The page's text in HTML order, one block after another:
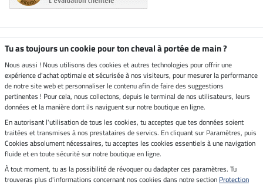
Boutique climatiquement
neutre
Livraison par
Paiement sécurisé
Mentions légales
Tu as toujours un cookie pour ton cheval à portée de main ?
Nous aussi ! Nous utilisons des cookies et autres technologies pour offrir une
expérience d'achat optimale et sécurisée à nos visiteurs, pour mesurer la performance
de notre site web et personnaliser le contenu afin de faire des suggestions
pertinentes ! Pour cela, nous collectons, depuis le terminal de nos utilisateurs, leurs
données et la manière dont ils naviguent sur notre boutique en ligne.
En autorisant l'utilisation de tous les cookies, tu acceptes que tes données soient
traitées et transmises à nos prestataires de servics. En cliquant sur Paramètres, puis
Cookies absolument nécessaires, tu acceptes les cookies essentiels à une navigation
fluide et en toute sécurité sur notre boutique en ligne.
À tout moment, tu as la possibilité de révoquer ou dadapter ces paramètres. Tu
trouveras plus d'informations concernant nos cookies dans notre section Protection